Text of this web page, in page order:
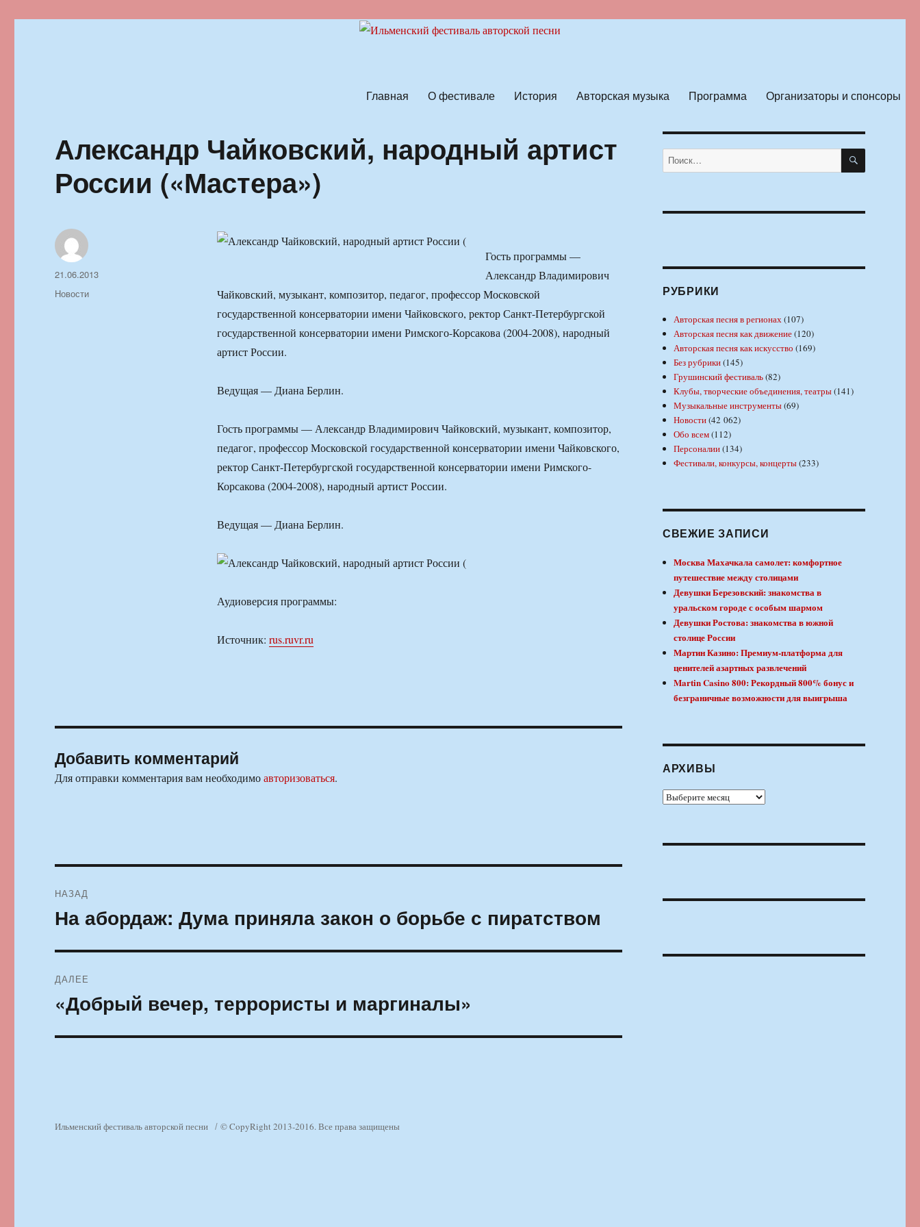
Главная О фестивале История Авторская музыка Программа Организаторы и спонсоры
Александр Чайковский, народный артист
России («Мастера»)
Гость программы —
Александр Владимирович
Чайковский, музыкант, композитор, педагог, профессор Московской
государственной консерватории имени Чайковского, ректор Санкт-Петербургской
государственной консерватории имени Римского-Корсакова (2004-2008), народный
артист России.
Ведущая — Диана Берлин.
Гость программы — Александр Владимирович Чайковский, музыкант, композитор,
педагог, профессор Московской государственной консерватории имени Чайковского,
ректор Санкт-Петербургской государственной консерватории имени Римского-
Корсакова (2004-2008), народный артист России.
Ведущая — Диана Берлин.
Аудиоверсия программы:
Источник: rus.ruvr.ru
Автор
Опубликовано
21.06.2013
Рубрики
Новости
Добавить комментарий
Для отправки комментария вам необходимоавторизоваться.
по
НАЗАД
Предыдущая
На абордаж: Дума приняла закон о борьбе с пиратством
ДАЛЕЕ
Следующая
запись:
«Добрый вечер, террористы и маргиналы»
Искать: ПОИСК
РУБРИКИ
Авторская песня в регионах(107)
Авторская песня как движение(120)
Авторская песня как искусство (169)
Без рубрики(145)
Грушинский фестиваль(82)
Клубы, творческие объединения, театры(141)
Музыкальные инструменты(69)
Новости(42 062)
Обо всем(112)
Персоналии(134)
Фестивали, конкурсы, концерты(233)
СВЕЖИЕ ЗАПИСИ
Москва Махачкала самолет: комфортное
путешествие между столицами
Девушки Березовский: знакомства в
уральском городе с особым шармом
Девушки Ростова: знакомства в южной
столице России
Мартин Казино: Премиум-платформа для
ценителей азартных развлечений
Martin Casino 800: Рекордный 800% бонус и
безграничные возможности для выигрыша
АРХИВЫ
Архивы
Ильменский фестиваль авторской песни © CopyRight 2013-2016. Все права защищены